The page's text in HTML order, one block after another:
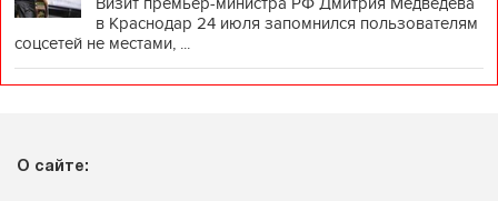
в Краснодар 24 июля запомнился пользователям
соцсетей не местами, ...
О сайте: